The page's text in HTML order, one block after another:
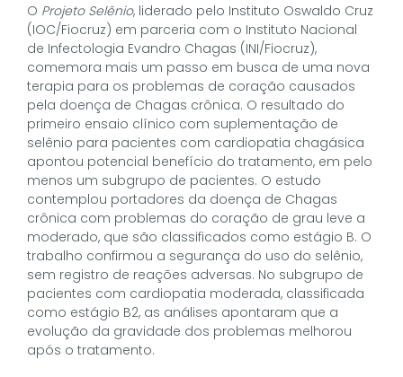
O Projeto Selênio, liderado pelo Instituto Oswaldo Cruz
(IOC/Fiocruz) em parceria com o Instituto Nacional
de Infectologia Evandro Chagas (INI/Fiocruz),
comemora mais um passo em busca de uma nova
terapia para os problemas de coração causados
pela doença de Chagas crônica. O resultado do
primeiro ensaio clínico com suplementação de
selênio para pacientes com cardiopatia chagásica
apontou potencial benefício do tratamento, em pelo
menos um subgrupo de pacientes. O estudo
contemplou portadores da doença de Chagas
crônica com problemas do coração de grau leve a
moderado, que são classificados como estágio B. O
trabalho confirmou a segurança do uso do selênio,
sem registro de reações adversas. No subgrupo de
pacientes com cardiopatia moderada, classificada
como estágio B2, as análises apontaram que a
evolução da gravidade dos problemas melhorou
após o tratamento.